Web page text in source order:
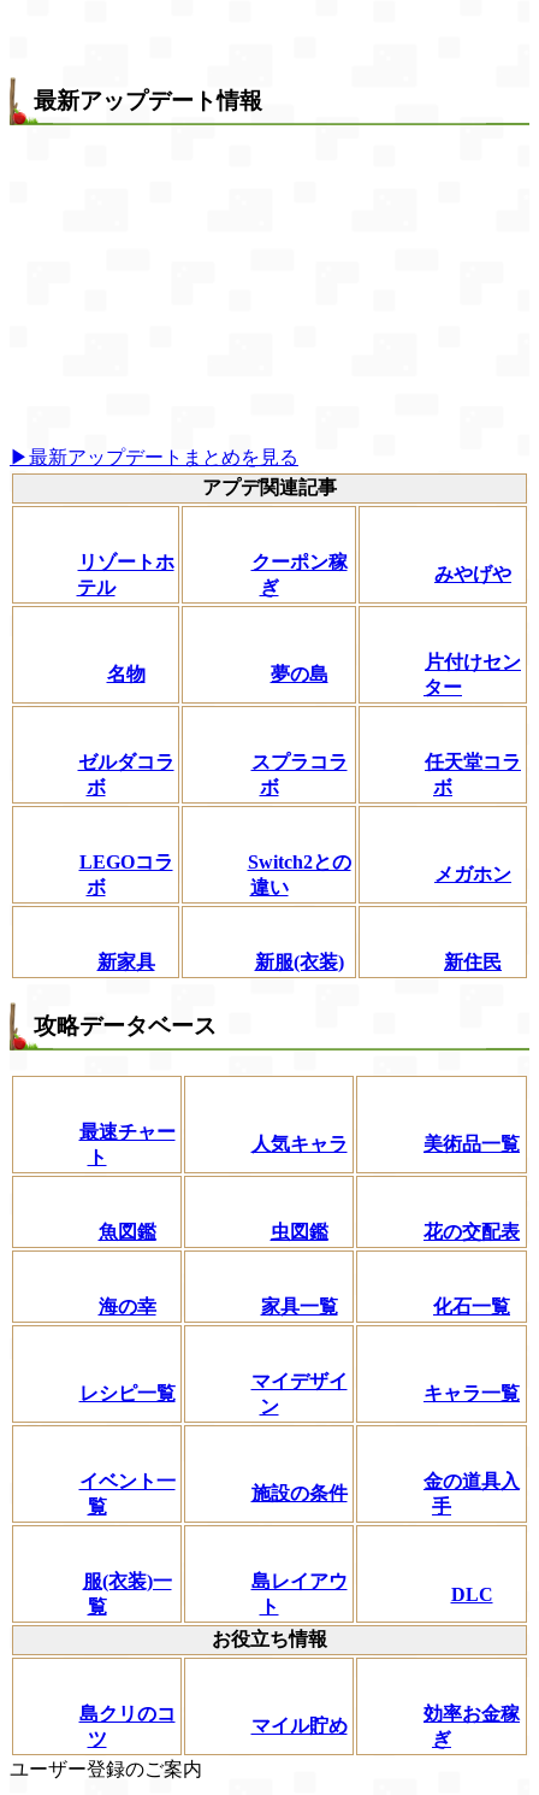
最新アップデート情報
▶最新アップデートまとめを見る
アプデ関連記事
リゾートホ
テル
クーポン稼
ぎ
みやげや
名物 夢の島
片付けセン
ター
ゼルダコラ
ボ
スプラコラ
ボ
任天堂コラ
ボ
LEGOコラ
ボ
Switch2との
違い
メガホン
新家具 新服(衣装) 新住民
攻略データベース
最速チャー
ト
人気キャラ 美術品一覧
魚図鑑 虫図鑑 花の交配表
海の幸 家具一覧 化石一覧
レシピ一覧
マイデザイ
ン
キャラ一覧
イベント一
覧
施設の条件
金の道具入
手
服(衣装)一
覧
島レイアウ
ト
DLC
お役立ち情報
島クリのコ
ツ
マイル貯め
効率お金稼
ぎ
ユーザー登録のご案内